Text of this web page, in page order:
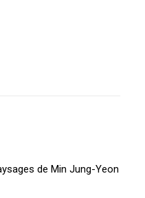
de Min Jung-Yeon